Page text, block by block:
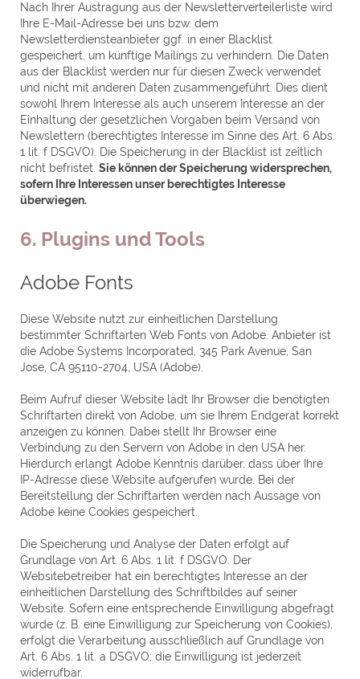
Nach Ihrer Austragung aus der Newsletterverteilerliste wird
Ihre E-Mail-Adresse bei uns bzw. dem
Newsletterdiensteanbieter ggf. in einer Blacklist
gespeichert, um künftige Mailings zu verhindern. Die Daten
aus der Blacklist werden nur für diesen Zweck verwendet
und nicht mit anderen Daten zusammengeführt. Dies dient
sowohl Ihrem Interesse als auch unserem Interesse an der
Einhaltung der gesetzlichen Vorgaben beim Versand von
Newslettern (berechtigtes Interesse im Sinne des Art. 6 Abs.
1 lit. f DSGVO). Die Speicherung in der Blacklist ist zeitlich
nicht befristet. Sie können der Speicherung widersprechen,
sofern Ihre Interessen unser berechtigtes Interesse
überwiegen.
6. Plugins und Tools
Adobe Fonts
Diese Website nutzt zur einheitlichen Darstellung
bestimmter Schriftarten Web Fonts von Adobe. Anbieter ist
die Adobe Systems Incorporated, 345 Park Avenue, San
Jose, CA 95110-2704, USA (Adobe).
Beim Aufruf dieser Website lädt Ihr Browser die benötigten
Schriftarten direkt von Adobe, um sie Ihrem Endgerät korrekt
anzeigen zu können. Dabei stellt Ihr Browser eine
Verbindung zu den Servern von Adobe in den USA her.
Hierdurch erlangt Adobe Kenntnis darüber, dass über Ihre
IP-Adresse diese Website aufgerufen wurde. Bei der
Bereitstellung der Schriftarten werden nach Aussage von
Adobe keine Cookies gespeichert.
Die Speicherung und Analyse der Daten erfolgt auf
Grundlage von Art. 6 Abs. 1 lit. f DSGVO. Der
Websitebetreiber hat ein berechtigtes Interesse an der
einheitlichen Darstellung des Schriftbildes auf seiner
Website. Sofern eine entsprechende Einwilligung abgefragt
wurde (z. B. eine Einwilligung zur Speicherung von Cookies),
erfolgt die Verarbeitung ausschließlich auf Grundlage von
Art. 6 Abs. 1 lit. a DSGVO; die Einwilligung ist jederzeit
widerrufbar.